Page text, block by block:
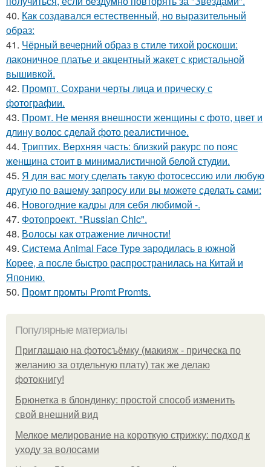
40. Как создавался естественный, но выразительный
образ:
41. Чёрный вечерний образ в стиле тихой роскоши:
лаконичное платье и акцентный жакет с кристальной
вышивкой.
42. Промпт. Сохрани черты лица и прическу с
фотографии.
43. Промт. Не меняя внешности женщины с фото, цвет и
длину волос сделай фото реалистичное.
44. Триптих. Верхняя часть: близкий ракурс по пояс
женщина стоит в минималистичной белой студии.
45. Я для вас могу сделать такую фотосессию или любую
другую по вашему запросу или вы можете сделать сами:
46. Новогодние кадры для себя любимой -.
47. Фотопроект. "Russian Chic".
48. Волосы как отражение личности!
49. Система Animal Face Type зародилась в южной
Корее, а после быстро распространилась на Китай и
Японию.
50. Промт промты Promt Promts.
Популярные материалы
Приглашаю на фотосъёмку (макияж - прическа по
желанию за отдельную плату) так же делаю
фотокнигу!
Брюнетка в блондинку: простой способ изменить
свой внешний вид
Мелкое мелирование на короткую стрижку: подход к
уходу за волосами